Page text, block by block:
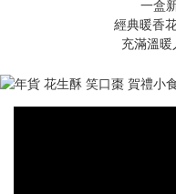
一盒
經典暖香
充滿溫暖